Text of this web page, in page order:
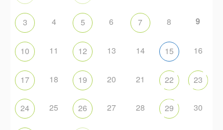
3 4 5 6 7 8 9
10 11 12 13 14 15 16
17 18 19 20 21 22 23
24 25 26 27 28 29 30